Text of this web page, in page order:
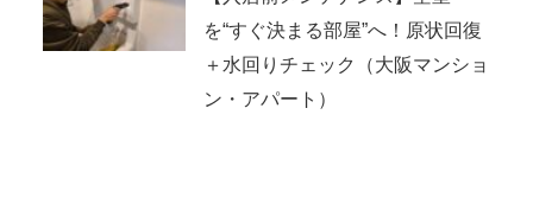
を“すぐ決まる部屋”へ！原状回復
＋水回りチェック（大阪マンショ
ン・アパート）